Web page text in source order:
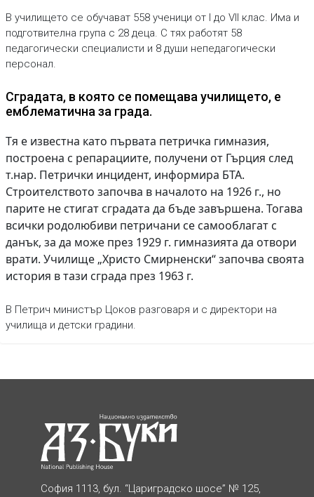
В училището се обучават 558 ученици от I до VII клас. Има и
подготвителна група с 28 деца. С тях работят 58
педагогически специалисти и 8 души непедагогически
персонал.
Сградата, в която се помещава училището, е
емблематична за града.
Тя е известна като първата петричка гимназия,
построена с репарациите, получени от Гърция след
т.нар. Петрички инцидент, информира БТА.
Строителството започва в началото на 1926 г., но
парите не стигат сградата да бъде завършена. Тогава
всички родолюбиви петричани се самооблагат с
данък, за да може през 1929 г. гимназията да отвори
врати. Училище „Христо Смирненски“ започва своята
история в тази сграда през 1963 г.
В Петрич министър Цоков разговаря и с директори на
училища и детски градини.
София 1113, бул. “Цариградско шосе” № 125,